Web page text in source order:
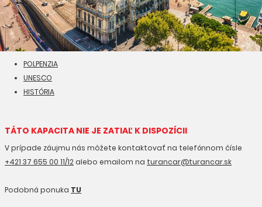
POLPENZIA
UNESCO
HISTÓRIA
TÁTO KAPACITA NIE JE ZATIAĽ K DISPOZÍCII
V prípade záujmu nás môžete kontaktovať na telefónnom čísle
+421 37 655 00 11/12 alebo emailom na turancar@turancar.sk
Podobná ponuka TU